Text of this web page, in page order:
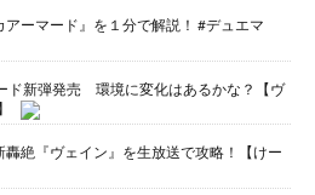
ーマード』を１分で解説！ #デュエマ
ド新弾発売 環境に変化はあるかな？【ヴ
轟絶『ヴェイン』を生放送で攻略！【けー